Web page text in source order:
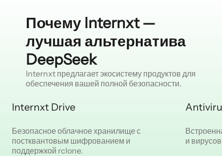
Почему Internxt —
лучшая альтернатива
DeepSeek
Internxt предлагает экосистему продуктов для
обеспечения вашей полной безопасности.
Internxt Drive
Безопасное облачное хранилище с
постквантовым шифрованием и
поддержкой rclone.
и